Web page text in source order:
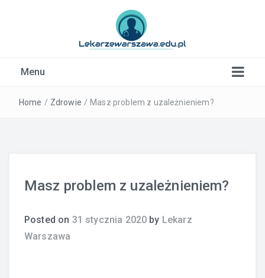
Menu
Home / Zdrowie / Masz problem z uzależnieniem?
Masz problem z uzależnieniem?
Posted on 31 stycznia 2020 by Lekarz
Warszawa